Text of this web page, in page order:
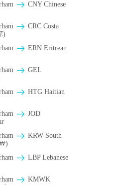
CNY Chinese
CRC Costa
ERN Eritrean
GEL
HTG Haitian
JOD
KRW South
LBP Lebanese
ΚMWK